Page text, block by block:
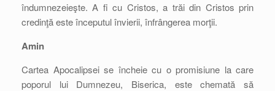
îndumnezeieşte. A fi cu Cristos, a trăi din Cristos prin
credinţă este începutul învierii, înfrângerea morţii.
Amin
Cartea Apocalipsei se încheie cu o promisiune la care
poporul lui Dumnezeu, Biserica, este chemată să